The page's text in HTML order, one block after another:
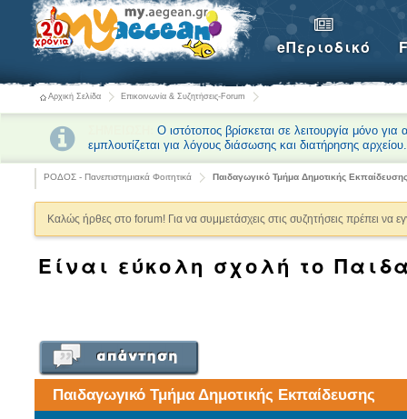
eΠεριοδικό
Αρχική Σελίδα Επικοινωνία & Συζητήσεις-Forum
Ο ιστότοπος βρίσκεται σε λειτουργία μόνο
εμπλουτίζεται για λόγους διάσωσης και διατήρησης αρχείου.
ΡΟΔΟΣ - Πανεπιστημιακά Φοιτητικά Παιδαγωγικό Τμήμα Δημοτικής
Καλώς ήρθες στο forum! Για να συμμετάσχεις στις συζητήσεις πρέπει να
Είναι εύκολη σχολή το
Παιδαγωγικό Τμήμα Δημοτικής Εκπαίδευσης